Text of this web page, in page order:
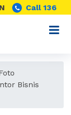
Call 136
Bisnis